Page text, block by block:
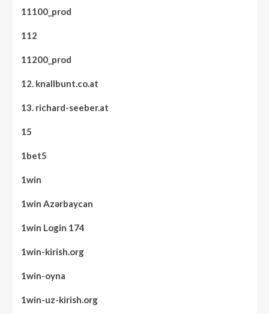
11100_prod
112
11200_prod
12. knallbunt.co.at
13. richard-seeber.at
15
1bet5
1win
1win Azərbaycan
1win Login 174
1win-kirish.org
1win-oyna
1win-uz-kirish.org